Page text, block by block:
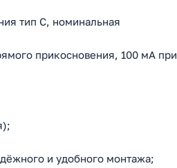
тип C, номинальная
прикосновения, 100 мА при
и удобного монтажа;